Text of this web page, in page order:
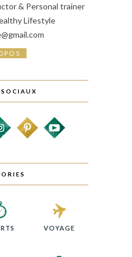
& Personal trainer
Lifestyle
VOYAGE